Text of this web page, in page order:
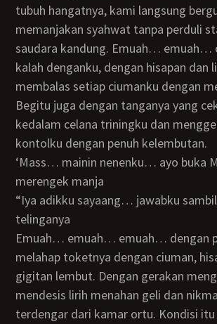
tubuh hangatnya, kami langsung
memanjakan syahwat tanpa perduli
saudara kandung. Emuah… emuah…
kalah denganku, dengan hisapan dan
membalas setiap ciumanku dengan
Begitu juga dengan tanganya yang
kedalam celana triningku dan
kontolku dengan penuh kelembutan.
‘Mass… mainin nenenku… ayo buka Mas! Pinta Rita
merengek manja
“iya adikku sayaang… jawabku sambil menciumi
telinganya
Emuah… emuah… emuah… dengan penuh nafsu aku
melahap toketnya dengan ciuman,
gigitan lembut. Dengan gerakan
mendesis lirih menahan geli dan
terdengar dari kamar ortu. Kondisi